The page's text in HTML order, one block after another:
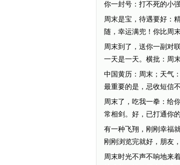
你一封号：打不死的小强
周末是宝，待遇要好：
随，幸运满兜！你比周
周末到了，送你一副对
一天是一天。横批：周
中国黄历：周末；天气
最重要的是，忌收短信
周末了，吃我一拳：给
常相剑。好，已打通你
有一种飞翔，刚刚幸福
刚刚浏览完就好，朋友
周末时光不声不响地来